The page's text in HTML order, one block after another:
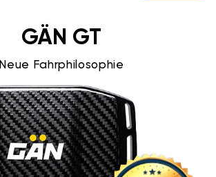
GÄN GT
Neue Fahrphilosophie